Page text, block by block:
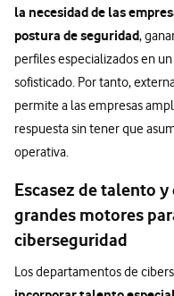
la necesidad de las
postura de seguridad,
perfiles especializados en
sofisticado. Por tanto,
permite a las empresas
respuesta sin tener que
operativa.
Escasez de talento
grandes motores
ciberseguridad
Los departamentos de